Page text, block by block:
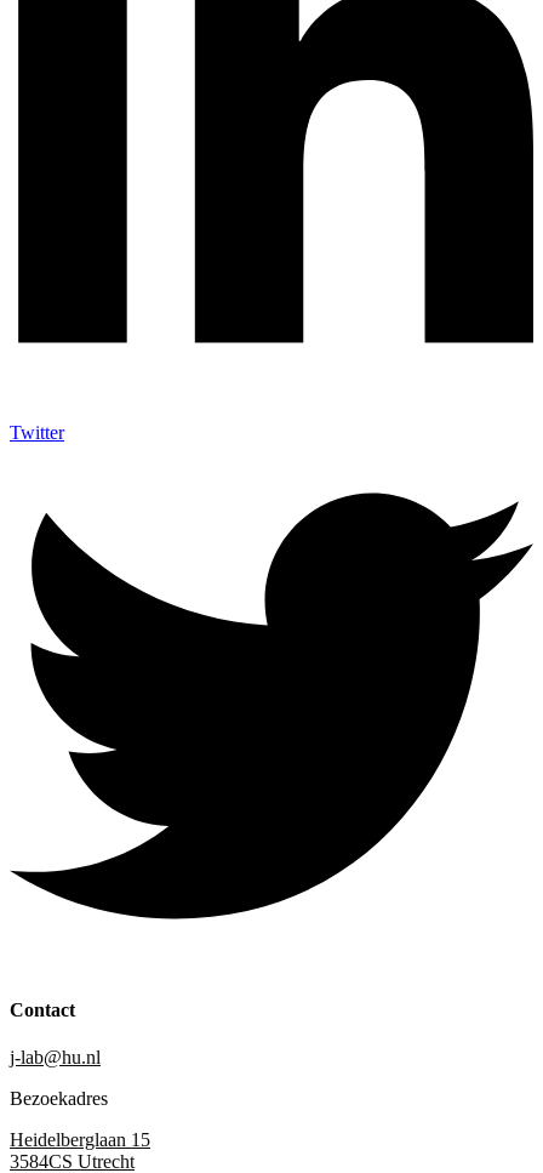
Twitter
Contact
j-lab@hu.nl
Bezoekadres
Heidelberglaan 15
3584CS Utrecht